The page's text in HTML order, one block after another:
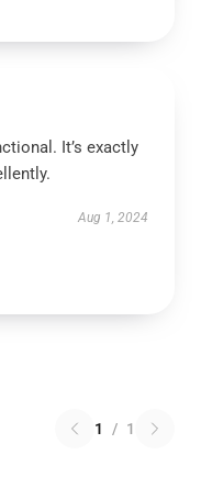
It’s exactly
Aug 1, 2024
1 / 1